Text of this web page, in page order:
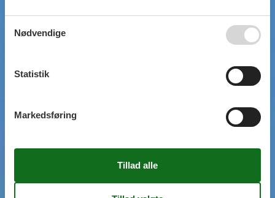
Nødvendige
Statistik
Markedsføring